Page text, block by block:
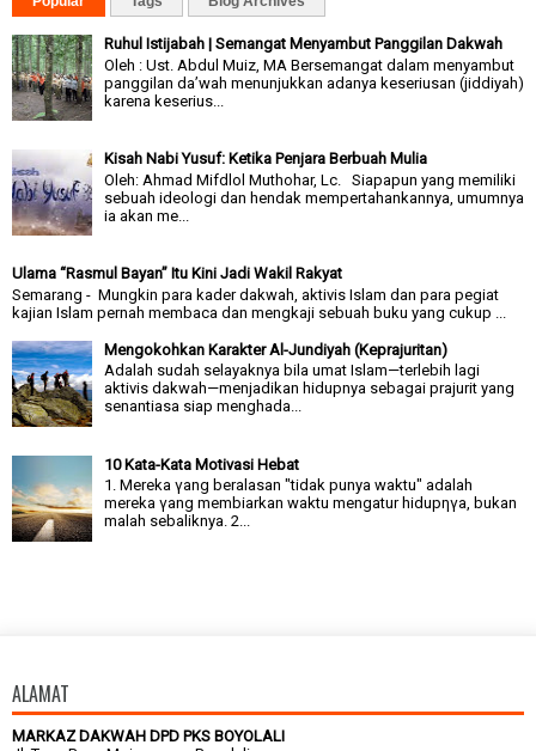
Ruhul Istijabah | Semangat Menyambut Panggilan Dakwah
Oleh : Ust. Abdul Muiz, MA Bersemangat dalam menyambut
panggilan da’wah menunjukkan adanya keseriusan (jiddiyah)
karena keserius...
Kisah Nabi Yusuf: Ketika Penjara Berbuah Mulia
Oleh: Ahmad Mifdlol Muthohar, Lc. Siapapun yang memiliki
sebuah ideologi dan hendak mempertahankannya, umumnya
ia akan me...
Ulama “Rasmul Bayan” Itu Kini Jadi Wakil Rakyat
Semarang - Mungkin para kader dakwah, aktivis Islam dan para pegiat
kajian Islam pernah membaca dan mengkaji sebuah buku yang cukup ...
Mengokohkan Karakter Al-Jundiyah (Keprajuritan)
Adalah sudah selayaknya bila umat Islam—terlebih lagi
aktivis dakwah—menjadikan hidupnya sebagai prajurit yang
senantiasa siap menghada...
10 Kata-Kata Motivasi Hebat
1. Mereka γang beralasan "tidak punya waktu" adalah
mereka γang membiarkan waktu mengatur hidupηγa, bukan
malah sebaliknya. 2...
ALAMAT
MARKAZ DAKWAH DPD PKS BOYOLALI